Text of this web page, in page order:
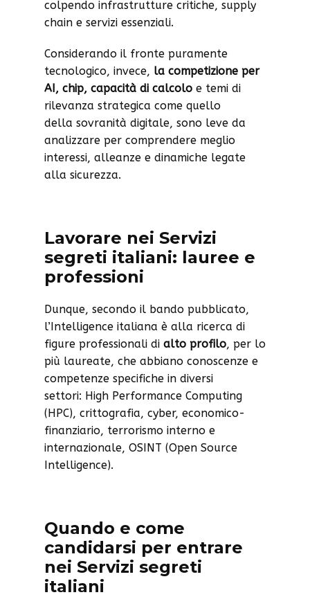
colpendo infrastrutture critiche, supply
chain e servizi essenziali.
Considerando il fronte puramente
tecnologico, invece, la competizione per
AI, chip, capacità di calcolo e temi di
rilevanza strategica come quello
della sovranità digitale, sono leve da
analizzare per comprendere meglio
interessi, alleanze e dinamiche legate
alla sicurezza.
Lavorare nei Servizi
segreti italiani: lauree e
professioni
Dunque, secondo il bando pubblicato,
l’Intelligence italiana è alla ricerca di
figure professionali di alto profilo, per lo
più laureate, che abbiano conoscenze e
competenze specifiche in diversi
settori: High Performance Computing
(HPC), crittografia, cyber, economico-
finanziario, terrorismo interno e
internazionale, OSINT (Open Source
Intelligence).
Quando e come
candidarsi per entrare
nei Servizi segreti
italiani